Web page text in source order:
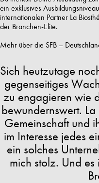
ein exklusives
internationalen Partner La
der Branchen-Elite.
Mehr über die SFB –
Sich heutzutage
gegenseitiges
zu engagieren wie
bewundernswert.
Gemeinschaft und
im Interesse jedes
ein solches
mich stolz. Und